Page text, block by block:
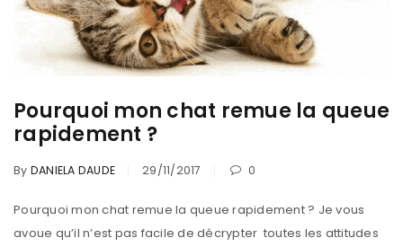
Pourquoi mon chat remue la queue
rapidement ?
By DANIELA DAUDE 29/11/2017 0
Pourquoi mon chat remue la queue rapidement ? Je vous
avoue qu’il n’est pas facile de décrypter toutes les attitudes